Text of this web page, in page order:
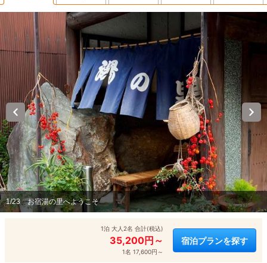
1/23 お宿湯の里へようこそ
1泊 大人2名 合計(税込)
35,200円～
1名 17,600円～
宿泊プランを探す